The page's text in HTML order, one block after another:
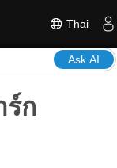
Thai
Ask AI
ร์ก